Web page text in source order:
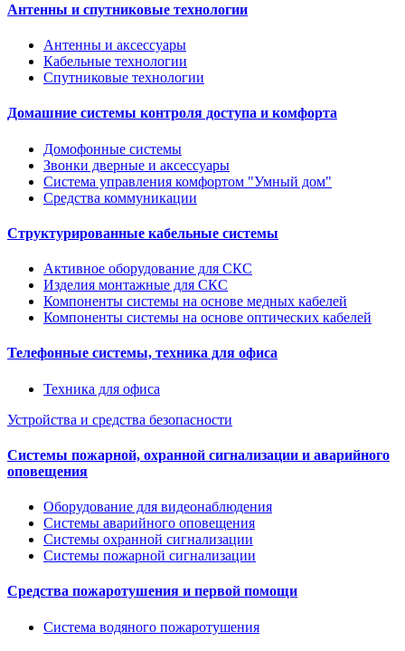
Антенны и спутниковые технологии
Антенны и аксессуары
Кабельные технологии
Спутниковые технологии
Домашние системы контроля доступа и комфорта
Домофонные системы
Звонки дверные и аксессуары
Система управления комфортом "Умный дом"
Средства коммуникации
Структурированные кабельные системы
Активное оборудование для СКС
Изделия монтажные для СКС
Компоненты системы на основе медных кабелей
Компоненты системы на основе оптических кабелей
Телефонные системы, техника для офиса
Техника для офиса
Устройства и средства безопасности
Системы пожарной, охранной сигнализации и аварийного
оповещения
Оборудование для видеонаблюдения
Системы аварийного оповещения
Системы охранной сигнализации
Системы пожарной сигнализации
Средства пожаротушения и первой помощи
Система водяного пожаротушения